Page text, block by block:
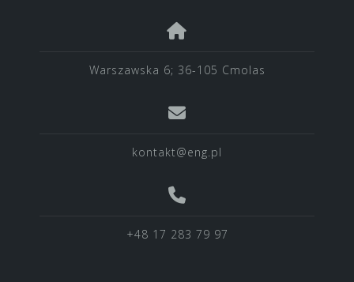
Warszawska 6; 36-105 Cmolas
kontakt@eng.pl
+48 17 283 79 97